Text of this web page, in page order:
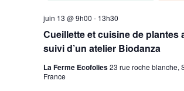
Cueillette et cuisine de plantes
suivi d’un atelier Biodanza
juin 13 @ 9h00 - 13h30
La Ferme Ecofolies23 rue roche blanche,
France